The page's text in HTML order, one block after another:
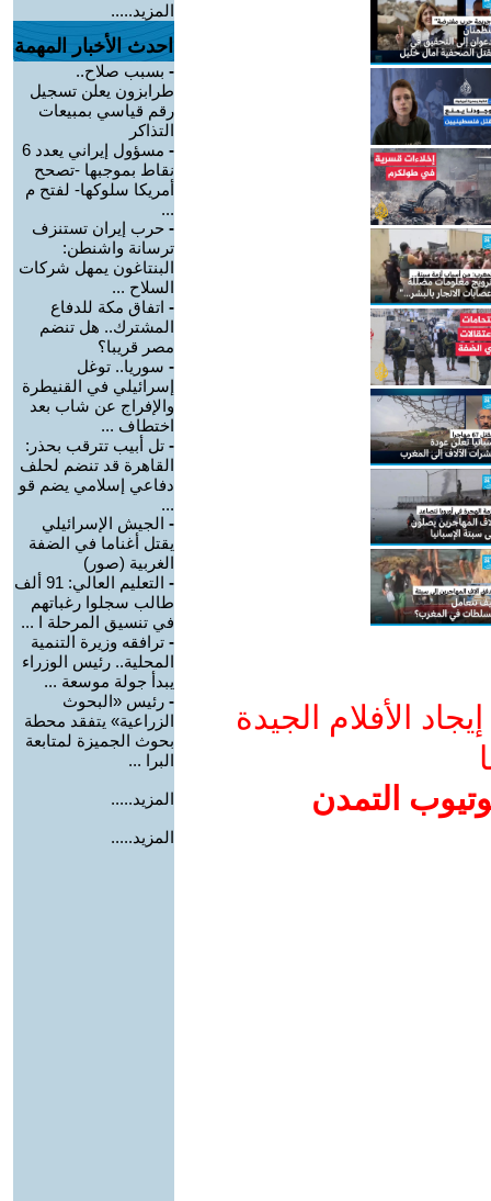
الأفلام الجيدة
التمدن
المزيد.....
احدث الأخبار المهمة
- بسبب صلاح..
طرابزون يعلن تسجيل
رقم قياسي بمبيعات
التذاكر
-
مسؤول إيراني يعدد 6
نقاط بموجبها -تصحح
أمريكا سلوكها- لفتح م
...
- حرب إيران تستنزف
ترسانة واشنطن:
البنتاغون يمهل شركات
السلاح ...
- اتفاق مكة للدفاع
المشترك.. هل تنضم
مصر قريبا؟
- سوريا.. توغل
إسرائيلي في القنيطرة
والإفراج عن شاب بعد
اختطاف ...
- تل أبيب تترقب بحذر:
القاهرة قد تنضم لحلف
دفاعي إسلامي يضم قو
...
- الجيش الإسرائيلي
يقتل أغناما في الضفة
الغربية (صور)
-
التعليم العالي: 91 ألف
طالب سجلوا رغباتهم
في تنسيق المرحلة ا ...
- ترافقه وزيرة التنمية
المحلية.. رئيس الوزراء
يبدأ جولة موسعة ...
- رئيس «البحوث
الزراعية» يتفقد محطة
بحوث الجميزة لمتابعة
البرا ...
المزيد.....
المزيد.....